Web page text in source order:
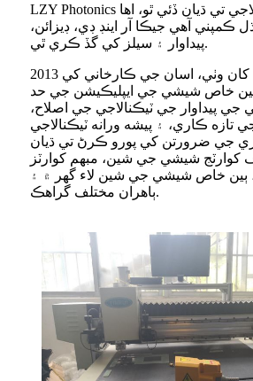
LZY Photonics خاص گلاس ٽيڪنالاجي تي ڌيان ڏئي ٿو، اها
ڪمپني آهي جيڪا آر اينڊ ڊي، ڊيزائن،
پيداوار ۽ سيلز کي گڏ ڪري ٿي.
2013 ۾ ان جي قيام کان وٺي، اسان جي ڪارخاني کي
خاص شيشي جي ايپليڪيشن جي حد
پيداوار جي ٽيڪنالاجي جي اصلاح،
تازه ڪاري، ۽ پيشه ورانه ٽيڪنالاجي
جي ضرورتن کي پورو ڪرڻ تي ڌيان
کوارٽج شيشي جي شين، مبهم کوارٽز
خاص شيشي جي شين لاء گهر ۾ ۽
ٻاهران مختلف گراهڪ.